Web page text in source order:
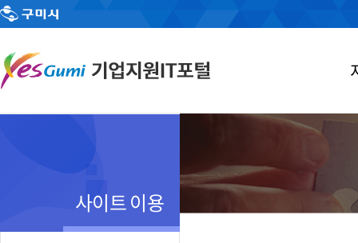
사이트 이용